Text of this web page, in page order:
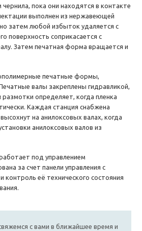
пока они находятся в контакте
выполнен из нержавеющей
затем любой избыток удаляется с
поверхность соприкасается с
Затем печатная форма вращается и
печатные формы,
валы закреплены гидравликой,
определяет, когда пленка
Каждая станция снабжена
на анилоксовых валах, когда
анилоксовых валов из
под управлением
за счет панели управления с
её технического состояния
с вами в ближайшее время и